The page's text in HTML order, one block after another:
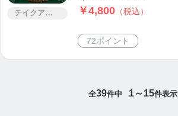
テイクアウト ￥4,800 （税込）
72ポイント
全39件中 1～15件表示